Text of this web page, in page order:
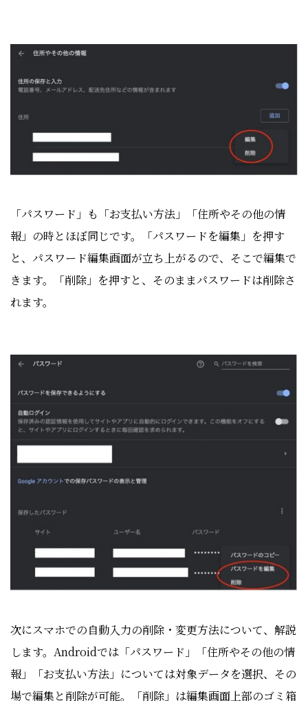
「パスワード」も「お支払い方法」「住所やその他の情
報」 の時とほぼ同じです。「パスワードを編集」を押す
と、パスワード編集画面が立ち上がるので、そこで編集で
きます。「削除」を押すと、そのままパスワードは削除さ
れます。
次にスマホでの自動入力の削除・変更方法について、解説
します。 Androidでは 「パスワード」「住所やその他の情
報」「お支払い方法」については対象データを選択、その
場で編集と削除が可能。「削除」は編集画面上部のゴミ箱